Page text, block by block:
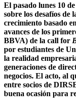
El pasado lunes 10
sobre los desafíos de
crecimiento basado
avances de los
BBVA) de la call for
por estudiantes de
la realidad
generaciones de
negocios. El acto, al
entre socios de
buena ocasión para